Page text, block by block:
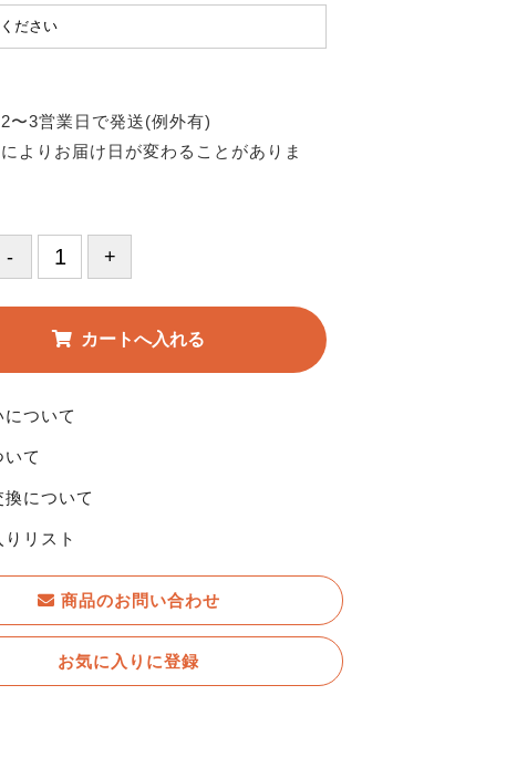
〜3営業日で発送(例外有)
よりお届け日が変わることがありま
について
て
について
リスト
商品のお問い合わせ
お気に入りに登録